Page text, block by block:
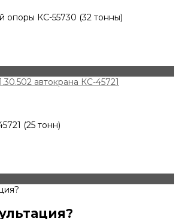
опоры КС-55730 (32 тонны)
автокрана КС-45721
(25 тонн)